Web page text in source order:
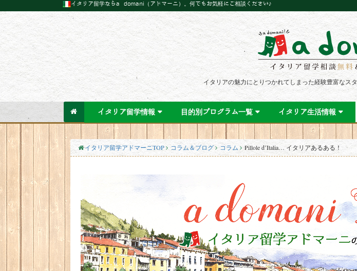
イタリア留学ならa domani（アドマーニ）。何でもお気軽にご相談ください♪
イタリアの魅力にとりつかれてしまった経験豊富なス
イタリア留学情報 目的別プログラム一覧 イタリア生活情報
イタリア留学アドマーニTOP コラム＆ブログ コラム Pillole d’Italia… イタリアあるある！